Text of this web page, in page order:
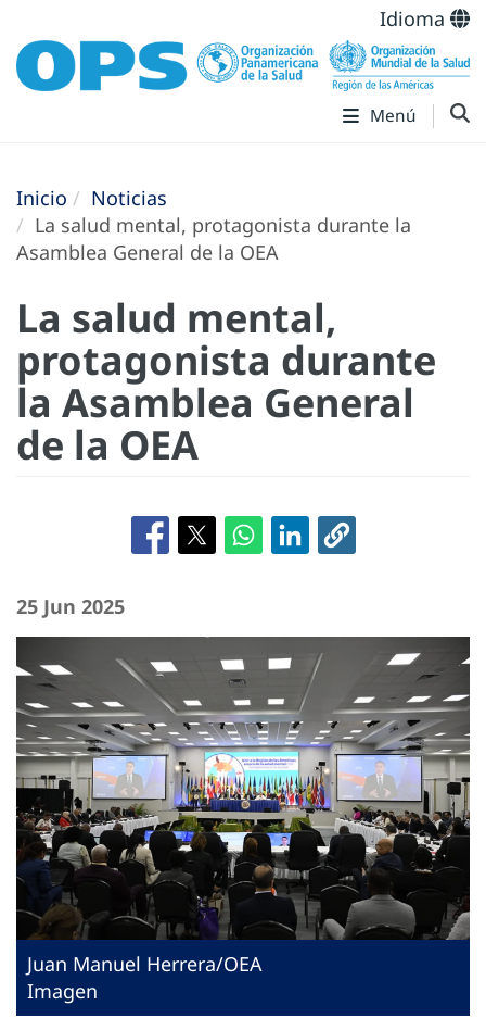
Idioma
Menú
Inicio
Noticias
La salud mental, protagonista durante la
Asamblea General de la OEA
La salud mental,
protagonista durante
la Asamblea General
de la OEA
25 Jun 2025
Juan Manuel Herrera/OEA
Imagen